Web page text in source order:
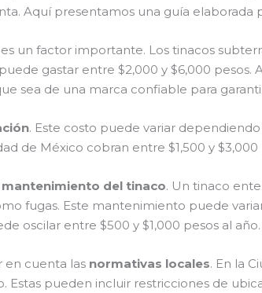
Aquí presentamos una guía elaborada
es un factor importante. Los tinacos
gastar entre $2,000 y $6,000
sea de una marca confiable para
. Este costo puede variar
de México cobran entre $1,500 y
mantenimiento del tinaco. Un tinaco
fugas. Este mantenimiento puede
oscilar entre $500 y $1,000 pesos al año.
en cuenta las normativas locales. En la
Estas pueden incluir restricciones de